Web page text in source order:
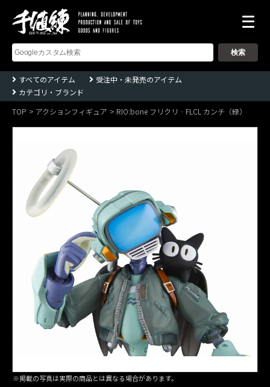
式
会
千
値
練
ー
Sentinel
すべてのアイテム
受注中・未発売のアイテム
カテゴリ・ブランド
TOP
アクションフィギュア RIO:bone フリクリ‐FLCL カンチ（緑）
※掲載の写真は実際の商品とは異なる場合があります。